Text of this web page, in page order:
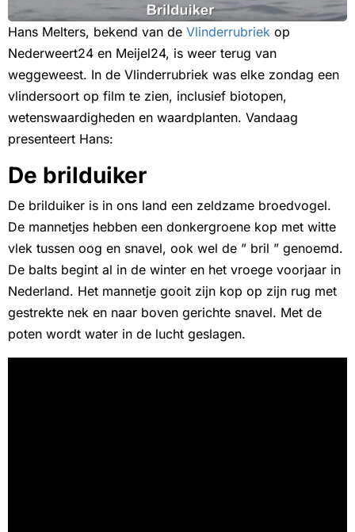
Hans Melters, bekend van de Vlinderrubriek op
Nederweert24 en Meijel24, is weer terug van
weggeweest. In de Vlinderrubriek was elke zondag een
vlindersoort op film te zien, inclusief biotopen,
wetenswaardigheden en waardplanten. Vandaag
presenteert Hans:
De brilduiker
De brilduiker is in ons land een zeldzame broedvogel.
De mannetjes hebben een donkergroene kop met witte
vlek tussen oog en snavel, ook wel de ” bril ” genoemd.
De balts begint al in de winter en het vroege voorjaar in
Nederland. Het mannetje gooit zijn kop op zijn rug met
gestrekte nek en naar boven gerichte snavel. Met de
poten wordt water in de lucht geslagen.